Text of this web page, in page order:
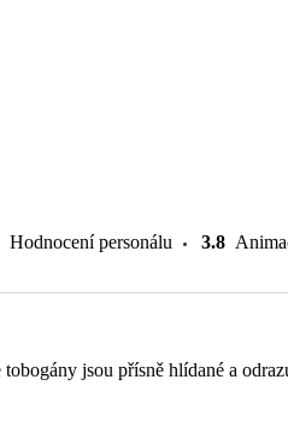
Hodnocení personálu 3.8
tobogány jsou přísně hlídané a